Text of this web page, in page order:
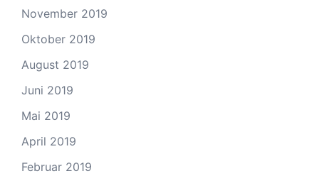
November 2019
Oktober 2019
August 2019
Juni 2019
Mai 2019
April 2019
Februar 2019